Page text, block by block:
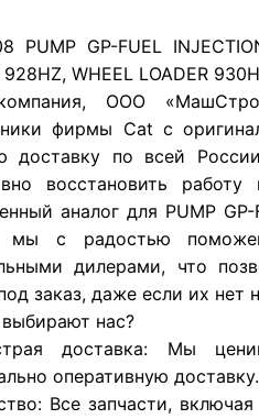
PUMP GP-FUEL
928HZ, WHEEL LOADER
ООО
фирмы Cat с
доставку по всей
восстановить
аналог для PUMP
с радостью
дилерами, что
заказ, даже если их нет
нас?
доставка: Мы
оперативную доставку.
Все запчасти,